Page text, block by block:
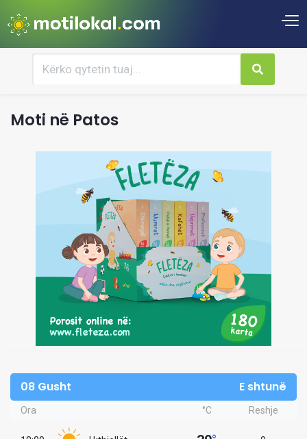
Moti në Patos
08 Gusht E shtunë
Ora °C Reshje